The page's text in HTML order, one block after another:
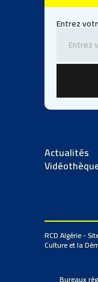
Entrez
Actualités
RCD Algérie -
Culture et la
Bureaux